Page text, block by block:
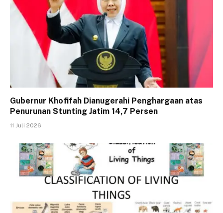
Gubernur Khofifah Dianugerahi Penghargaan atas
Penurunan Stunting Jatim 14,7 Persen
11 Juli 2026